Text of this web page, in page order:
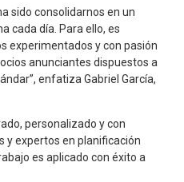
sido consolidarnos en un
cada día. Para ello, es
experimentados y con pasión
anunciantes dispuestos a
enfatiza Gabriel García,
personalizado y con
y expertos en planificación
es aplicado con éxito a